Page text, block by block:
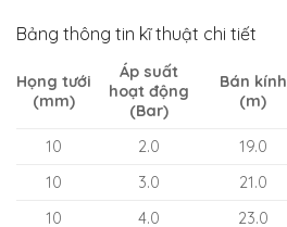
Bảng thông tin kĩ thuật chi tiết
Họng tưới
(mm)
Áp suất
hoạt động
(Bar)
Bán kính
(m)
10 2.0 19.0
10
3.0 21.0
10
4.0 23.0